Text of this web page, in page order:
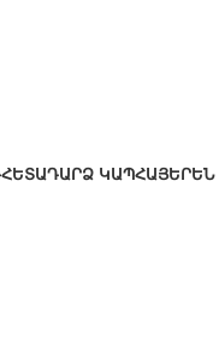
ՀԵՏԱԴԱՐՁ ԿԱՊՀԱՅԵՐԵՆ